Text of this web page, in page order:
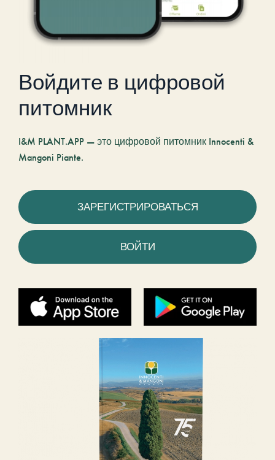
Войдите в цифровой
питомник
I&M PLANT.APP — это цифровой питомник Innocenti &
Mangoni Piante.
ЗАРЕГИСТРИРОВАТЬСЯ
ВОЙТИ